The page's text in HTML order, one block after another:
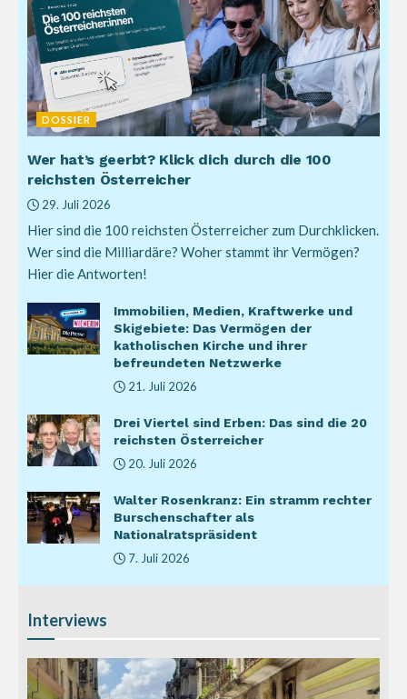
DOSSIER
Wer hat’s geerbt? Klick dich durch die 100
reichsten Österreicher
29. Juli 2026
Hier sind die 100 reichsten Österreicher zum Durchklicken.
Wer sind die Milliardäre? Woher stammt ihr Vermögen?
Hier die Antworten!
Immobilien, Medien, Kraftwerke und
Skigebiete: Das Vermögen der
katholischen Kirche und ihrer
befreundeten Netzwerke
21. Juli 2026
Drei Viertel sind Erben: Das sind die 20
reichsten Österreicher
20. Juli 2026
Walter Rosenkranz: Ein stramm rechter
Burschenschafter als
Nationalratspräsident
7. Juli 2026
Interviews